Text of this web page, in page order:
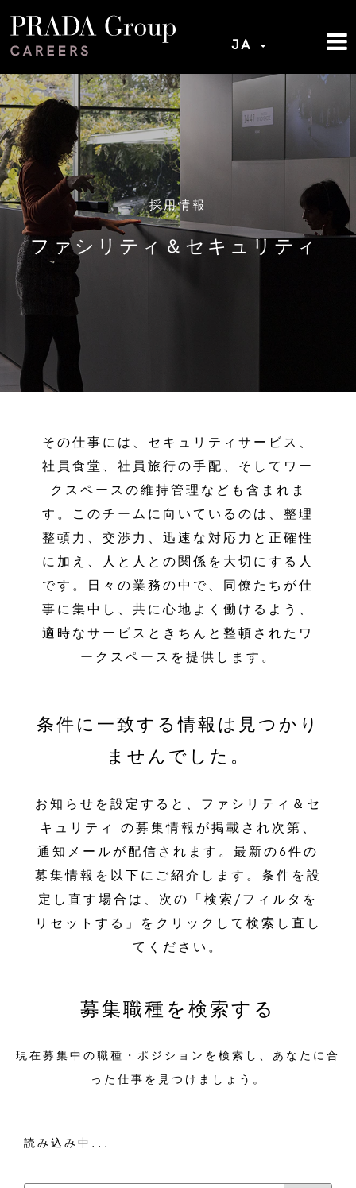
JA
採用情報
ファシリティ＆セキュリティ
その仕事には、セキュリティサービス、
社員食堂、社員旅行の手配、そしてワー
クスペースの維持管理なども含まれま
す。このチームに向いているのは、整理
整頓力、交渉力、迅速な対応力と正確性
に加え、人と人との関係を大切にする人
です。日々の業務の中で、同僚たちが仕
事に集中し、共に心地よく働けるよう、
適時なサービスときちんと整頓されたワ
ークスペースを提供します。
条件に一致する情報は見つかり
ませんでした。
お知らせを設定すると、ファシリティ＆セ
キュリティ の募集情報が掲載され次第、
通知メールが配信されます。最新の6件の
募集情報を以下にご紹介します。条件を設
定し直す場合は、次の「検索/フィルタを
リセットする」をクリックして検索し直し
てください。
募集職種を検索する
現在募集中の職種・ポジションを検索し、あなたに合
った仕事を見つけましょう。
読み込み中...